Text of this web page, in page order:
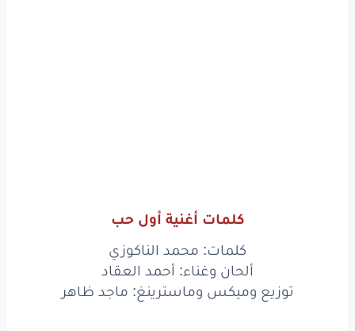
كلمات أغنية أول حب
كلمات: محمد الناكوزي
ألحان وغناء: أحمد العقاد
توزيع وميكس وماسترينغ: ماجد ظاهر